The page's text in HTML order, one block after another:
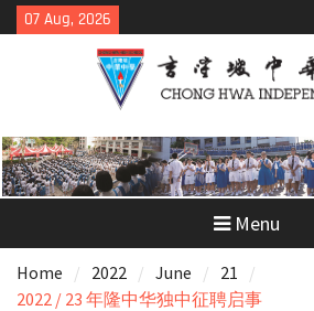
Skip
to
07 Aug, 2026
Menu
Home 2022 June
21
2022 / 23 年隆中华独中征聘启事